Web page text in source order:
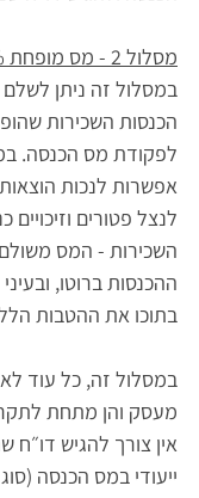
מסלול 2 - מס מופחת 10%
לפקודת מס הכנסה.
אפשרות לנכות
לנצל פטורים וזיכויים
השכירות - המס משולם
ההכנסות ברוטו,
בתוכו את ההטבות
במסלול זה, כל עוד
מעסק והן מתחת
אין צורך להגיש דו״ח